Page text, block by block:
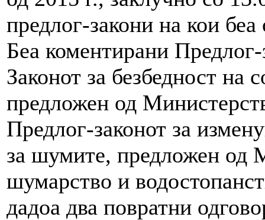
предлог-закони на кои
Беа коментирани
Законот за безбедност на
предложен од
Предлог-законот за
за шумите, предложен од
шумарство и
дадоа два повратни